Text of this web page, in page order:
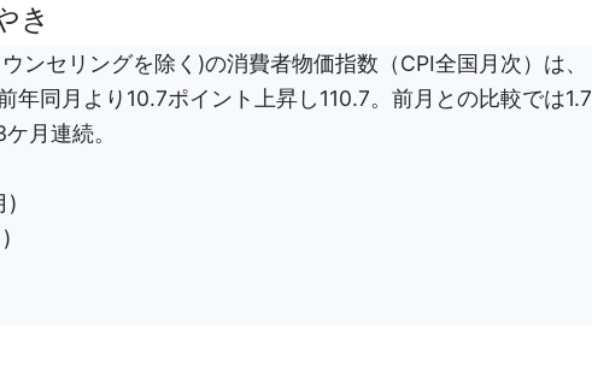
き
ンセリングを除く)の消費者物価指数（CPI全国月次）は、
年同月より10.7ポイント上昇し110.7。前月との比較では1.7
月連続。
)